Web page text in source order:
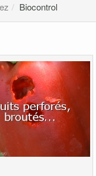
Biocontrol